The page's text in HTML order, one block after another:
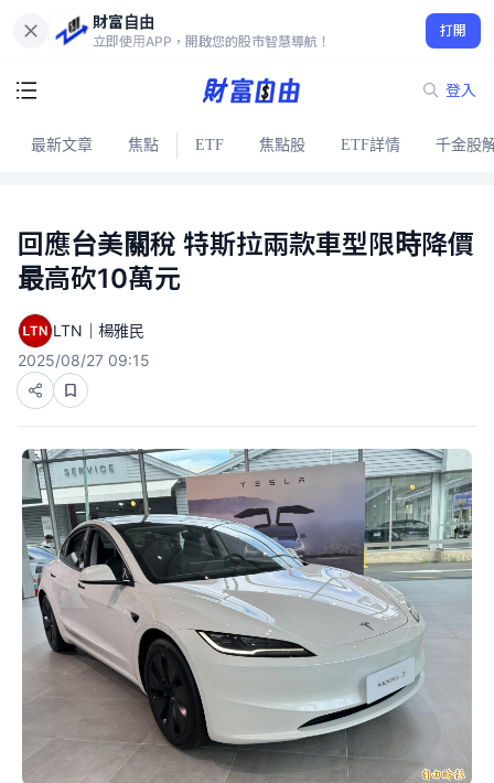
財富自由
立即使用APP，開啟您的股市智慧導航！
打開
登入
最新文章 焦點 ETF 焦點股 ETF詳情 千金股
回應台美關稅 特斯拉兩款車型限時降價
最高砍10萬元
LTN｜楊雅民
2025/08/27 09:15